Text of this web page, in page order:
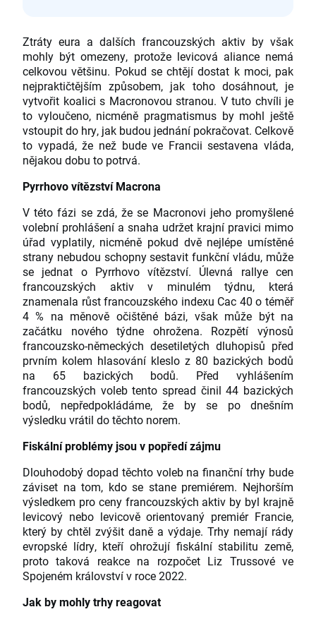
Ztráty eura a dalších francouzských aktiv by však
mohly být omezeny, protože levicová aliance nemá
celkovou většinu. Pokud se chtějí dostat k moci, pak
nejpraktičtějším způsobem, jak toho dosáhnout, je
vytvořit koalici s Macronovou stranou. V tuto chvíli je
to vyloučeno, nicméně pragmatismus by mohl ještě
vstoupit do hry, jak budou jednání pokračovat. Celkově
to vypadá, že než bude ve Francii sestavena vláda,
nějakou dobu to potrvá.
Pyrrhovo vítězství Macrona
V této fázi se zdá, že se Macronovi jeho promyšlené
volební prohlášení a snaha udržet krajní pravici mimo
úřad vyplatily, nicméně pokud dvě nejlépe umístěné
strany nebudou schopny sestavit funkční vládu, může
se jednat o Pyrrhovo vítězství. Úlevná rallye cen
francouzských aktiv v minulém týdnu, která
znamenala růst francouzského indexu Cac 40 o téměř
4 % na měnově očištěné bázi, však může být na
začátku nového týdne ohrožena. Rozpětí výnosů
francouzsko-německých desetiletých dluhopisů před
prvním kolem hlasování kleslo z 80 bazických bodů
na 65 bazických bodů. Před vyhlášením
francouzských voleb tento spread činil 44 bazických
bodů, nepředpokládáme, že by se po dnešním
výsledku vrátil do těchto norem.
Fiskální problémy jsou v popředí zájmu
Dlouhodobý dopad těchto voleb na finanční trhy bude
záviset na tom, kdo se stane premiérem. Nejhorším
výsledkem pro ceny francouzských aktiv by byl krajně
levicový nebo levicově orientovaný premiér Francie,
který by chtěl zvýšit daně a výdaje. Trhy nemají rády
evropské lídry, kteří ohrožují fiskální stabilitu země,
proto taková reakce na rozpočet Liz Trussové ve
Spojeném království v roce 2022.
Jak by mohly trhy reagovat